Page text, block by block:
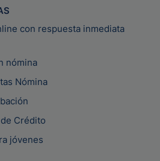
con respuesta inmediata
nómina
Nómina
Crédito
jóvenes